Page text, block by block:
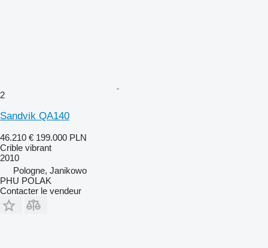
2
Sandvik QA140
46.210 € 199.000 PLN
Crible vibrant
2010
Pologne, Janikowo
PHU POLAK
Contacter le vendeur